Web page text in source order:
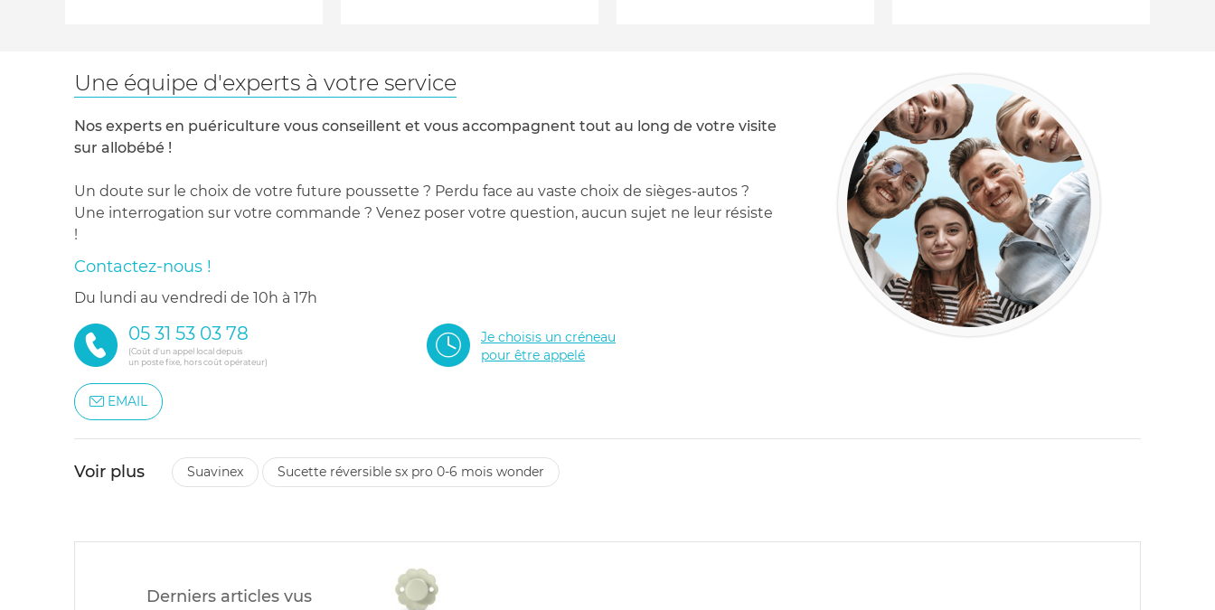
Une équipe d'experts à votre service
Nos experts en puériculture vous conseillent et vous accompagnent tout au long de votre visite
sur allobébé !
Un doute sur le choix de votre future poussette ? Perdu face au vaste choix de sièges-autos ?
Une interrogation sur votre commande ? Venez poser votre question, aucun sujet ne leur résiste
!
Contactez-nous !
du lundi au vendredi de 10h à 17h
05 31 53 03 78
(Coût d'un appel local depuis
un poste fixe, hors coût opérateur)
Je choisis un créneau
pour être appelé
EMAIL
Voir plus suavinex sucette réversible sx pro 0-6 mois wonder
Derniers articles vus